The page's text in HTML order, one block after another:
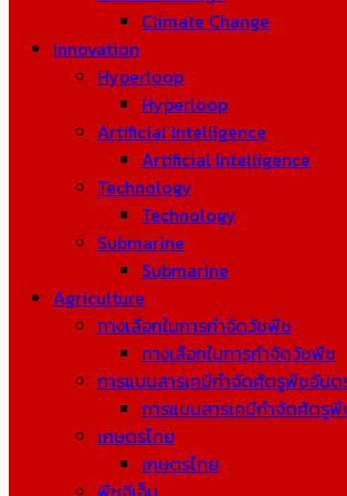
Climate Change
Innovation
Hyperloop
Hyperloop
Artificial Intelligence
Artificial Intelligence
Technology
Technology
Submarine
Submarine
Agriculture
ทางเลือกในการกำจัดวัชพืช
ทางเลือกในการกำจัดวัชพืช
การแบนสารเคมีกำจัดศัตรูพืชอันต
การแบนสารเคมีกำจัดศัตรู
เกษตรไทย
เกษตรไทย